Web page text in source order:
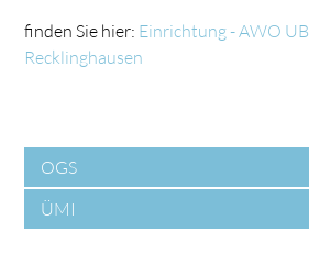
finden Sie hier: Einrichtung - AWO
Recklinghausen
OGS
ÜMI